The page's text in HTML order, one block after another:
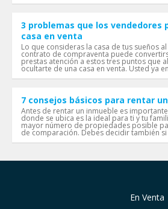
3 problemas que los vendedores
casa en venta
Lo que consideras la casa de tus sueños
contrato de compraventa puede
prestas atención a estos tres puntos que
ocultarte de una casa en venta. Usted ya
7 consejos básicos para rentar
Antes de rentar un inmueble es
donde se ubica es la ideal para ti y tu
mayor número de propiedades posible
de comparación. Debes decidir también si
En Venta